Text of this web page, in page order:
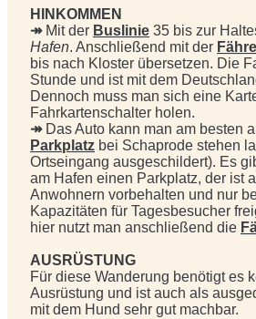
HINKOMMEN
↠Mit der Buslinie 35 bis zur
Hafen. Anschließend mit der Fähre
bis nach Kloster übersetzen. Die
Stunde und ist mit dem
Dennoch muss man sich eine
Fahrkartenschalter holen.
↠Das Auto kann man am besten
Parkplatz bei Schaprode stehen
Ortseingang ausgeschildert). Es
am Hafen einen Parkplatz, der ist
Anwohnern vorbehalten und nur
Kapazitäten für Tagesbesucher
hier nutzt man anschließend die
AUSRÜSTUNG
Für diese Wanderung benötigt es
Ausrüstung und ist auch als
mit dem Hund sehr gut machbar.